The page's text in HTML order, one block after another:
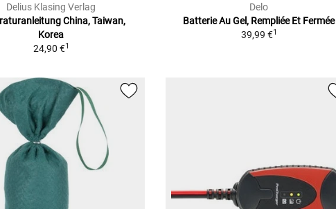
Delius Klasing Verlag
China, Taiwan,
Korea
24,90 €1
Delo
Batterie Au Gel, Rempliée Et Fermée
39,99 €1